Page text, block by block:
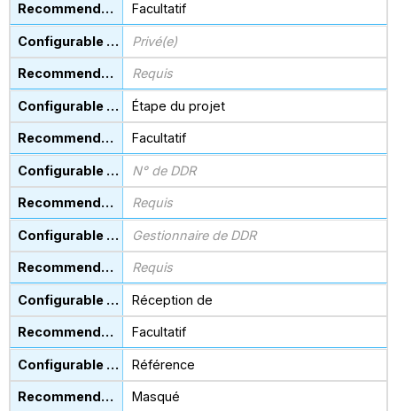
Facultatif
Privé(e)
Requis
Étape du projet
Facultatif
N° de DDR
Requis
Gestionnaire de DDR
Requis
Réception de
Facultatif
Référence
Masqué